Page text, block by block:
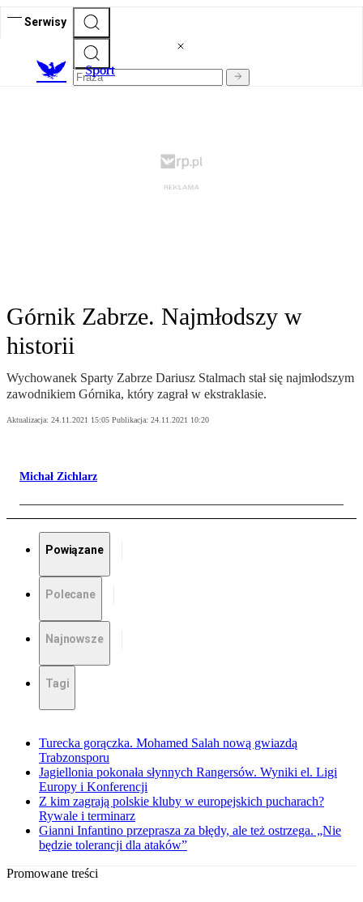
Serwisy
Sport
Górnik Zabrze. Najmłodszy w
historii
Wychowanek Sparty Zabrze Dariusz Stalmach stał się najmłodszym
zawodnikiem Górnika, który zagrał w ekstraklasie.
Aktualizacja: 24.11.2021 15:05 Publikacja: 24.11.2021 10:20
Michał Zichlarz
Powiązane
Polecane
Najnowsze
Tagi
Turecka gorączka. Mohamed Salah nową gwiazdą
Trabzonsporu
Jagiellonia pokonała słynnych Rangersów. Wyniki el. Ligi
Europy i Konferencji
Z kim zagrają polskie kluby w europejskich pucharach?
Rywale i terminarz
Gianni Infantino przeprasza za błędy, ale też ostrzega. „Nie
będzie tolerancji dla ataków”
Promowane treści